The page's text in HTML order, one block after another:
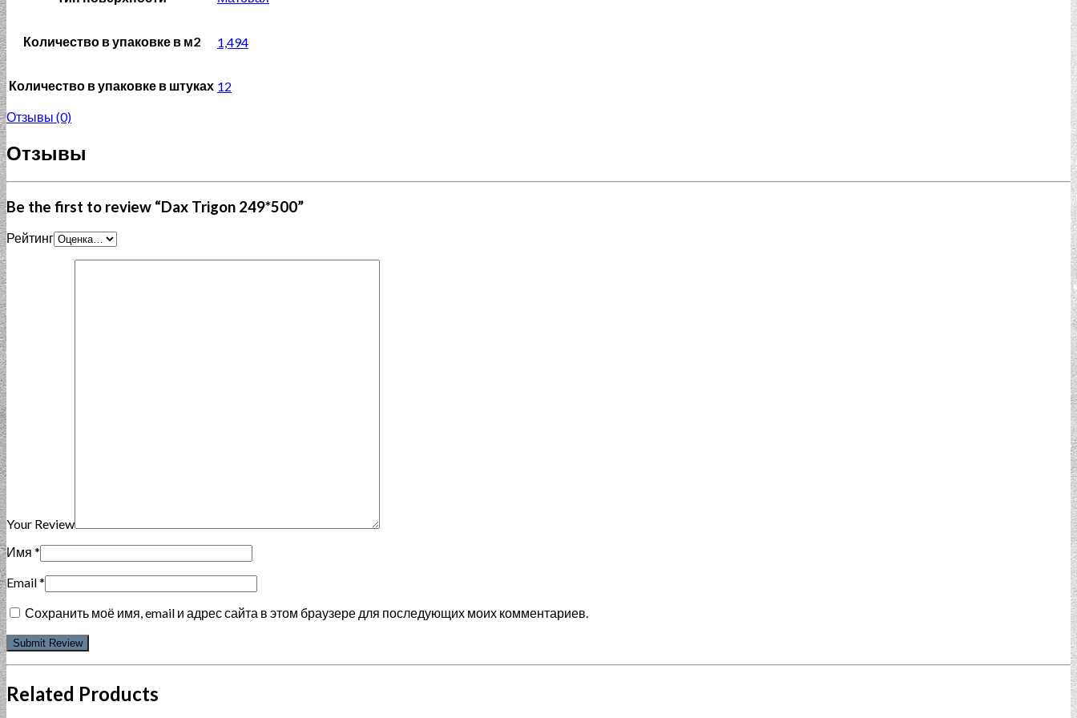
Количество в упаковке в м2 1,494
Количество в упаковке в штуках 12
Отзывы (0)
Отзывы
Be the first to review “Dax Trigon 249*500”
Рейтинг
Your Review
Имя *
Email*
Сохранить моё имя, email и адрес сайта в этом браузере для последующих моих комментариев.
Related Products